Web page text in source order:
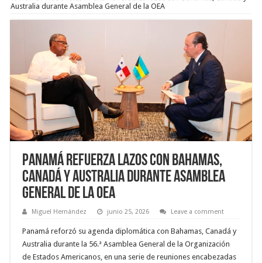
Australia durante Asamblea General de la OEA
Panamá refuerza lazos con Bahamas,
Canadá y Australia durante Asamblea
General de la OEA
Miguel Hernández junio 25, 2026 Leave a comment
Panamá reforzó su agenda diplomática con Bahamas, Canadá y
Australia durante la 56.ª Asamblea General de la Organización
de Estados Americanos, en una serie de reuniones encabezadas